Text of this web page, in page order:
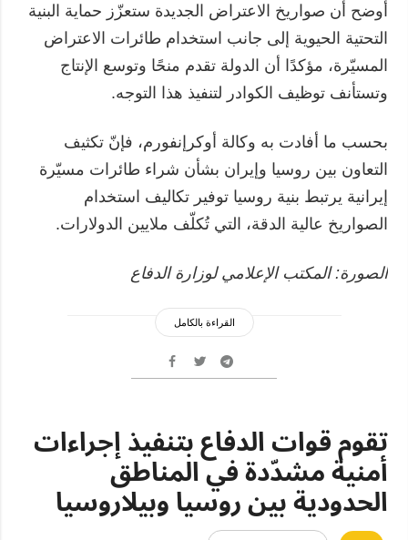
أوضح أن صواريخ الاعتراض الجديدة ستعزّز حماية البنية
التحتية الحيوية إلى جانب استخدام طائرات الاعتراض
المسيّرة، مؤكدًا أن الدولة تقدم منحًا وتوسع الإنتاج
وتستأنف توظيف الكوادر لتنفيذ هذا التوجه.
بحسب ما أفادت به وكالة أوكرإنفورم، فإنّ تكثيف
التعاون بين روسيا وإيران بشأن شراء طائرات مسيّرة
إيرانية يرتبط بنية روسيا توفير تكاليف استخدام
الصواريخ عالية الدقة، التي تُكلّف ملايين الدولارات.
الصورة: المكتب الإعلامي لوزارة الدفاع
القراءة بالكامل
تقوم قوات الدفاع بتنفيذ إجراءات
أمنية مشدّدة في المناطق
الحدودية بين روسيا وبيلاروسيا